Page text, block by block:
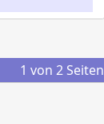
1 von 2Seiten